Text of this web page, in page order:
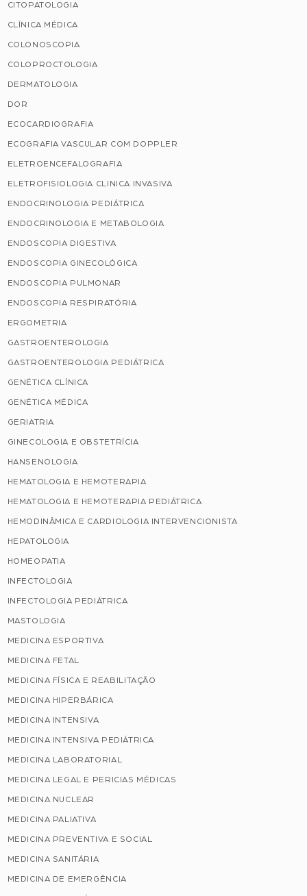
CITOPATOLOGIA
CLÍNICA MÉDICA
COLONOSCOPIA
COLOPROCTOLOGIA
DERMATOLOGIA
DOR
ECOCARDIOGRAFIA
ECOGRAFIA VASCULAR COM DOPPLER
ELETROENCEFALOGRAFIA
ELETROFISIOLOGIA CLINICA INVASIVA
ENDOCRINOLOGIA PEDIÁTRICA
ENDOCRINOLOGIA E METABOLOGIA
ENDOSCOPIA DIGESTIVA
ENDOSCOPIA GINECOLÓGICA
ENDOSCOPIA PULMONAR
ENDOSCOPIA RESPIRATÓRIA
ERGOMETRIA
GASTROENTEROLOGIA
GASTROENTEROLOGIA PEDIÁTRICA
GENÉTICA CLÍNICA
GENÉTICA MÉDICA
GERIATRIA
GINECOLOGIA E OBSTETRÍCIA
HANSENOLOGIA
HEMATOLOGIA E HEMOTERAPIA
HEMATOLOGIA E HEMOTERAPIA PEDIÁTRICA
HEMODINÂMICA E CARDIOLOGIA INTERVENCIONISTA
HEPATOLOGIA
HOMEOPATIA
INFECTOLOGIA
INFECTOLOGIA PEDIÁTRICA
MASTOLOGIA
MEDICINA ESPORTIVA
MEDICINA FETAL
MEDICINA FÍSICA E REABILITAÇÃO
MEDICINA HIPERBÁRICA
MEDICINA INTENSIVA
MEDICINA INTENSIVA PEDIÁTRICA
MEDICINA LABORATORIAL
MEDICINA LEGAL E PERICIAS MÉDICAS
MEDICINA NUCLEAR
MEDICINA PALIATIVA
MEDICINA PREVENTIVA E SOCIAL
MEDICINA SANITÁRIA
MEDICINA DE EMERGÊNCIA